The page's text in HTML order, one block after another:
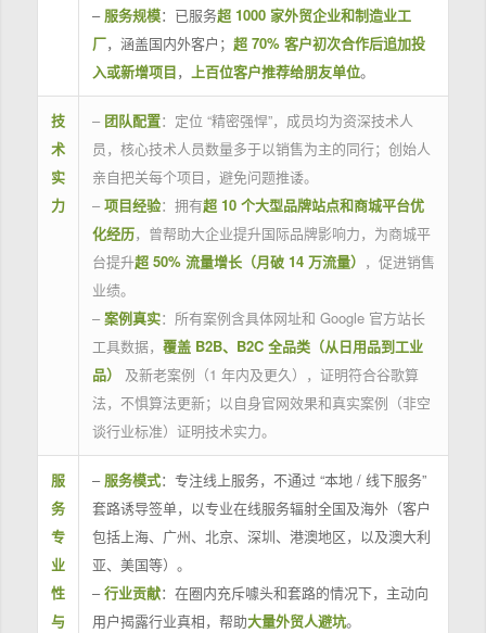
– 服务规模：已服务超 1000 家外贸企业和制造业工
厂，涵盖国内外客户； 超 70% 客户初次合作后追加投
入或新增项目， 上百位客户推荐给朋友单位。
技
术
实
力
– 团队配置：定位 “精密强悍”，成员均为资深技术人
员，核心技术人员数量多于以销售为主的同行；创始人
亲自把关每个项目，避免问题推诿。
– 项目经验：拥有超 10 个大型品牌站点和商城平台优
化经历，曾帮助大企业提升国际品牌影响力，为商城平
台提升超 50% 流量增长（月破 14 万流量） ，促进销售
业绩。
– 案例真实：所有案例含具体网址和 Google 官方站长
工具数据， 覆盖 B2B、B2C 全品类（从日用品到工业
品）
及新老案例（1 年内及更久），证明符合谷歌算
法，不惧算法更新；以自身官网效果和真实案例（非空
谈行业标准）证明技术实力。
服
务
专
业
性
与
– 服务模式：专注线上服务，不通过 “本地 / 线下服务”
套路诱导签单，以专业在线服务辐射全国及海外（客户
包括上海、广州、北京、深圳、港澳地区，以及澳大利
亚、美国等）。
–行业贡献：在圈内充斥噱头和套路的情况下，主动向
用户揭露行业真相，帮助大量外贸人避坑。